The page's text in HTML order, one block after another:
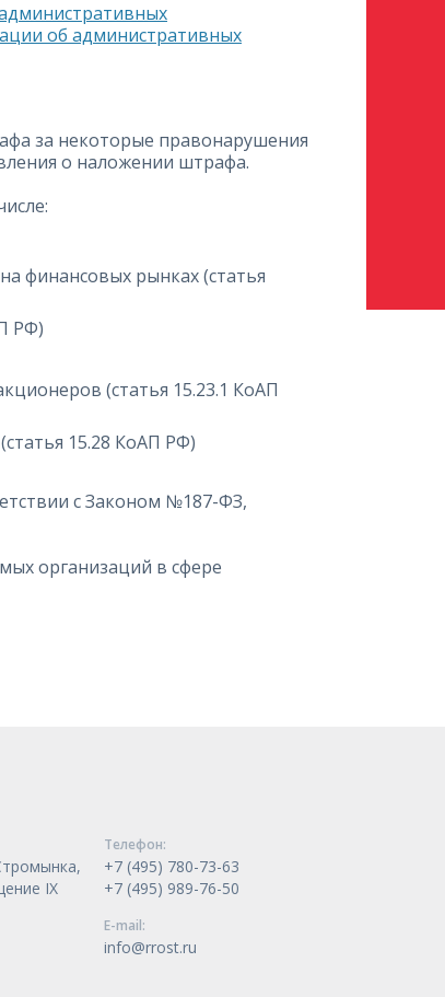
об административных
за некоторые правонарушения
о наложении штрафа.
финансовых рынках (статья
РФ)
(статья 15.23.1 КоАП
15.28 КоАП РФ)
с Законом №187-ФЗ,
организаций в сфере
IX
Телeфон:
+7 (495) 780-73-63
+7 (495) 989-76-50
E-mail:
info@rrost.ru